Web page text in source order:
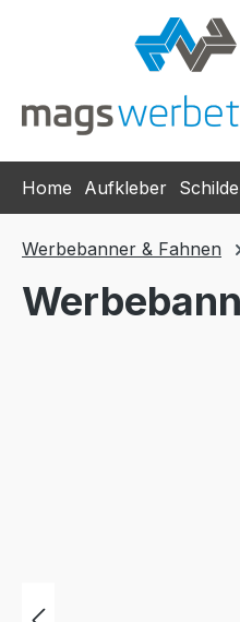
Hauptinhalt springen
Zur Suche springen
Zur Hauptnavigation
Home Aufkleber
Werbebanner & Fahnen